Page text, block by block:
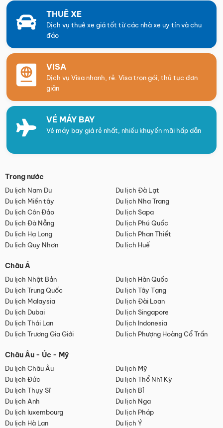
THUÊ XE
Dịch vụ thuê xe giá tốt từ các nhà xe uy tín và chu
đáo
VISA
Dịch vụ Visa nhanh, rẻ. Visa trọn gói, thủ tục đơn
giản
VÉ MÁY BAY
Vé máy bay giá rẻ nhất, nhiều khuyến mãi hấp dẫn
Trong nước
Du lịch Nam Du
Du lịch Đà Lạt
Du lịch Miền tây
Du lịch Nha Trang
Du lịch Côn Đảo
Du lịch Sapa
Du lịch Đà Nẵng
Du lịch Phú Quốc
Du lịch Hạ Long
Du lịch Phan Thiết
Du lịch Quy Nhơn
Du lịch Huế
Châu Á
Du lịch Nhật Bản
Du lịch Hàn Quốc
Du lịch Trung Quốc
Du lịch Tây Tạng
Du lịch Malaysia
Du lịch Đài Loan
Du lịch Dubai
Du lịch Singapore
Du lịch Thái Lan
Du lịch Indonesia
Du lịch Trương Gia Giới
Du lịch Phượng Hoàng Cổ Trấn
Châu Âu - Úc - Mỹ
Du lịch Châu Âu
Du lịch Mỹ
Du lịch Đức
Du lịch Thổ Nhĩ Kỳ
Du lịch Thụy Sĩ
Du lịch Bỉ
Du lịch Anh
Du lịch Nga
Du lịch luxembourg
Du lịch Pháp
Du lịch Hà Lan
Du lịch Ý